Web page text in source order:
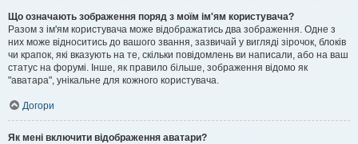
Що означають зображення поряд з моїм ім'ям користувача?
Разом з ім'ям користувача може відображатись два зображення. Одне з
них може відноситись до вашого звання, зазвичай у вигляді зірочок, блоків
чи крапок, які вказують на те, скільки повідомлень ви написали, або на ваш
статус на форумі. Інше, як правило більше, зображення відомо як
"аватара", унікальне для кожного користувача.
Догори
Як мені включити відображення аватари?